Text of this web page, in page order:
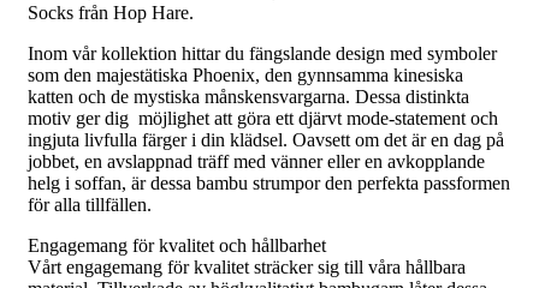
Socks från Hop Hare.
Inom vår kollektion hittar du fängslande design med symboler
som den majestätiska Phoenix, den gynnsamma kinesiska
katten och de mystiska månskensvargarna. Dessa distinkta
motiv ger dig möjlighet att göra ett djärvt mode-statement och
ingjuta livfulla färger i din klädsel. Oavsett om det är en dag på
jobbet, en avslappnad träff med vänner eller en avkopplande
helg i soffan, är dessa bambu strumpor den perfekta passformen
för alla tillfällen.
Engagemang för kvalitet och hållbarhet
Vårt engagemang för kvalitet sträcker sig till våra hållbara